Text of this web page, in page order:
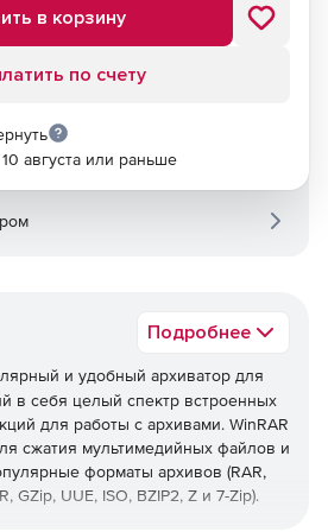
Подробнее
и удобный архиватор для
в себя целый спектр встроенных
для работы с архивами. WinRAR
сжатия мультимедийных файлов и
форматы архивов (RAR,
GZip, UUE, ISO, BZIP2, Z и 7-Zip).
в корзину
по счету
августа или раньше